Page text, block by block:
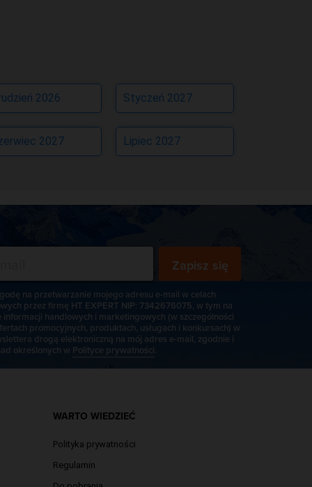
2026 Styczeń 2027
2027 Lipiec 2027
Zapisz się
na przetwarzanie mojego adresu e-mail w celach
przez firmę HT EXPERT NIP: 7342676075, w tym na
informacji handlowych i marketingowych (w szczególności
promocyjnych, produktach, usługach i konkursach) w
drogą elektroniczną na mój adres e-mail, zgodnie i
określonych w Polityce prywatności.
WARTO WIEDZIEĆ
Polityka prywatności
Regulamin